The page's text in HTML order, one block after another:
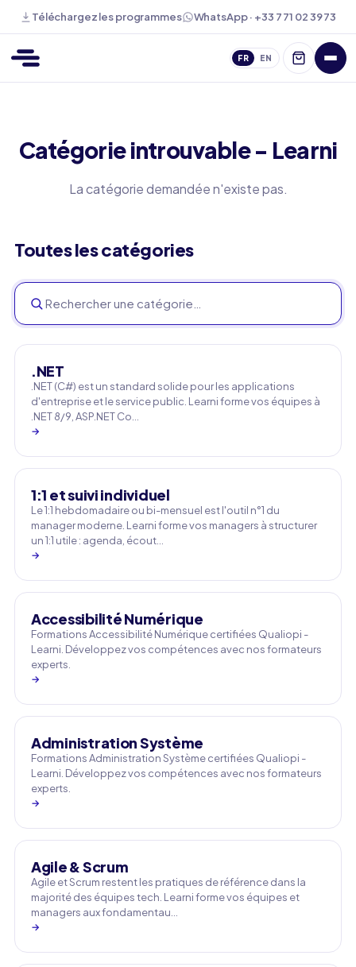
Téléchargez les programmes WhatsApp · +33 7 71 02 39 73
FR EN
Catégorie introuvable - Learni
La catégorie demandée n'existe pas.
Toutes les catégories
.NET
.NET (C#) est un standard solide pour les applications
d'entreprise et le service public. Learni forme vos équipes à
.NET 8/9, ASP.NET Co…
→
1:1 et suivi individuel
Le 1:1 hebdomadaire ou bi-mensuel est l'outil n°1 du
manager moderne. Learni forme vos managers à structurer
un 1:1 utile : agenda, écout…
→
Accessibilité Numérique
Formations Accessibilité Numérique certifiées Qualiopi -
Learni. Développez vos compétences avec nos formateurs
experts.
→
Administration Système
Formations Administration Système certifiées Qualiopi -
Learni. Développez vos compétences avec nos formateurs
experts.
→
Agile & Scrum
Agile et Scrum restent les pratiques de référence dans la
majorité des équipes tech. Learni forme vos équipes et
managers aux fondamentau…
→